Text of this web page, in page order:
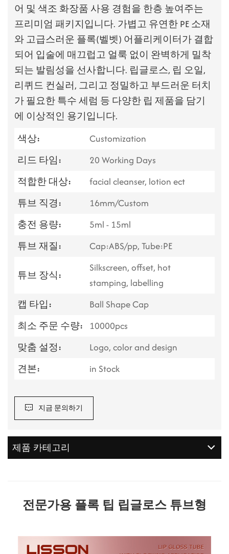
어 및 색조 화장품 사용 경험을 한층 높여주는
프리미엄 패키지입니다. 가볍고 유연한 PE 소재
와 고급스러운 플록(벨벳) 어플리케이터가 결합
되어 입술에 매끄럽고 얼룩 없이 완벽하게 밀착
되는 발림성을 선사합니다. 립글로스, 립 오일,
리퀴드 컨실러, 그리고 정밀하고 부드러운 터치
가 필요한 특수 세럼 등 다양한 립 제품을 담기
에 이상적인 용기입니다.
색상:
Customization
리드 타임:
20 Working Days
적합한 대상:
facial cleanser, lotion ect
튜브 직경:
16mm/Custom
충전 용량:
5ml - 15ml
튜브 재질:
Cap:ABS/pp, Tube:PE
튜브 장식:
Silkscreen, offset, hot
stamping, labelling
캡 타입:
Ball Shape Cap
최소 주문 수량:
10000pcs
맞춤 설정:
Logo, color and design
견본:
in Stock
지금 문의하기
제품 카테고리
전문가용 플록 팁 립글로스 튜브형